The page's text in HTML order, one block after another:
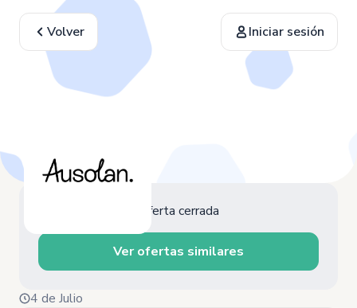
Volver Iniciar sesión
Oferta cerrada
Ver ofertas similares
4 de Julio